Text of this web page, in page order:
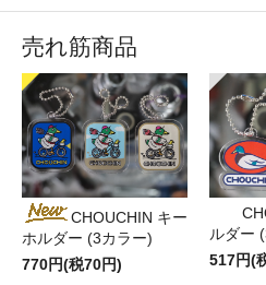
売れ筋商品
CHOUCHIN キー
ホルダー (3カラー)
770円(税70円)
ルダー
517円(